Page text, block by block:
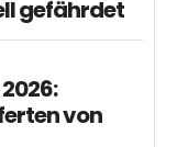
gefährdet
von